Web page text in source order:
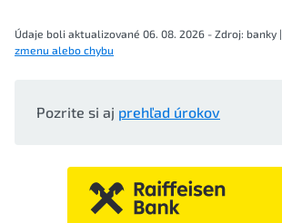
Údaje boli aktualizované 06. 08. 2026 - Zdroj: banky |
zmenu alebo chybu
Pozrite si aj prehľad úrokov